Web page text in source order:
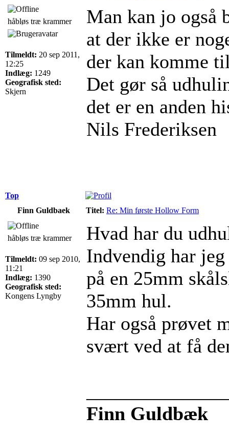
håbløs træ krammer
Tilmeldt: 20 sep 2011,
12:25
Indlæg: 1249
Geografisk sted:
Skjern
Man kan jo også
at der ikke er
der kan komme
Det gør så
det er en anden
Nils Frederiksen
Top
Finn Guldbaek
Titel: Re: Min første Hollow Form
håbløs træ krammer
Tilmeldt: 09 sep 2010,
11:21
Indlæg: 1390
Geografisk sted:
Kongens Lyngby
Hvad har du
Indvendig har
på en 25mm
35mm hul.
Har også prøvet
svært ved at få
Finn Guldbæk